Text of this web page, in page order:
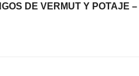
DE VERMUT Y POTAJE –